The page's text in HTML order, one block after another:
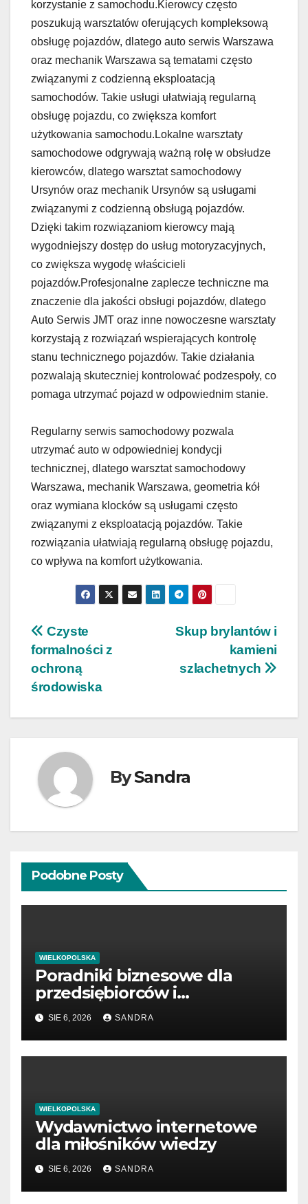
korzystanie z samochodu.Kierowcy często
poszukują warsztatów oferujących kompleksową
obsługę pojazdów, dlatego auto serwis Warszawa
oraz mechanik Warszawa są tematami często
związanymi z codzienną eksploatacją
samochodów. Takie usługi ułatwiają regularną
obsługę pojazdu, co zwiększa komfort
użytkowania samochodu.Lokalne warsztaty
samochodowe odgrywają ważną rolę w obsłudze
kierowców, dlatego warsztat samochodowy
Ursynów oraz mechanik Ursynów są usługami
związanymi z codzienną obsługą pojazdów.
Dzięki takim rozwiązaniom kierowcy mają
wygodniejszy dostęp do usług motoryzacyjnych,
co zwiększa wygodę właścicieli
pojazdów.Profesjonalne zaplecze techniczne ma
znaczenie dla jakości obsługi pojazdów, dlatego
Auto Serwis JMT oraz inne nowoczesne warsztaty
korzystają z rozwiązań wspierających kontrolę
stanu technicznego pojazdów. Takie działania
pozwalają skuteczniej kontrolować podzespoły, co
pomaga utrzymać pojazd w odpowiednim stanie.
Regularny serwis samochodowy pozwala
utrzymać auto w odpowiedniej kondycji
technicznej, dlatego warsztat samochodowy
Warszawa, mechanik Warszawa, geometria kół
oraz wymiana klocków są usługami często
związanymi z eksploatacją pojazdów. Takie
rozwiązania ułatwiają regularną obsługę pojazdu,
co wpływa na komfort użytkowania.
Nawigacja
wpisu
Skup brylantów i
kamieni
szlachetnych
Czyste
formalności z
ochroną
środowiska
BySandra
Podobne Posty
WIELKOPOLSKA
Poradniki biznesowe dla
przedsiębiorców i
menedżerów
SIE 6, 2026 SANDRA
WIELKOPOLSKA
Wydawnictwo internetowe
dla miłośników wiedzy
SIE 6, 2026 SANDRA